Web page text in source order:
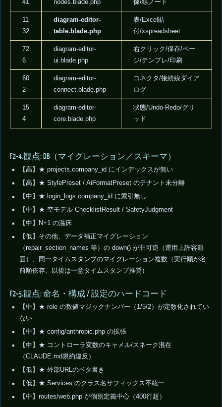
41 nodes.blade.php 像/線ノード
11
32
diagram-editor-
table.blade.php
表/Excel貼
付/xspreadsheet
72
6
diagram-editor-
ui.blade.php
右クリック/保存/ペー
ジ/テンプレ/印刷
60
2
diagram-editor-
connect.blade.php
コネクタ/接続線ダイア
ログ
15
4
diagram-editor-
core.blade.php
状態/Undo-Redo/グリ
ッド
F2-4.観点: DB（マイグレーション／スキーマ）
【高】★ projects.company_id にインデックスが無い
【高】★ StylePreset / AiFormatPreset のテナント未分離
【中】★ login_logs.company_id に索引無し
【中】★ 空モデル ChecklistResult / SafetyJudgment
【中】N+1 の温床
【低】その他、データ補正マイグレーション
（repair_section_names 等）の down() が非可逆（運用上許容範
囲）、同一タイムスタンプのマイグレーション複数（実行順が名
前順依存。以後は一意タイムスタンプ推奨）
F2-5.観点: 命名・構成 / 設定のハードコード
【中】★ role の数値マジックナンバー（1/5/2）が定数化されてい
ない
【中】★ config/anthropic.php の拡張
【中】★ コントローラ変数のキャメル/スネーク混在
（CLAUDE.md規約違反）
【低】★ 外部URLのベタ書き
【低】★ Services のクラス名サフィックス不統一
【中】routes/web.php が個別定義中心（400行超）